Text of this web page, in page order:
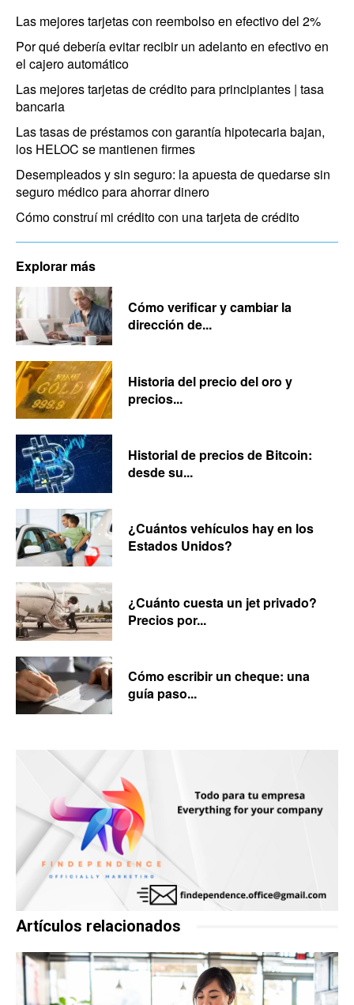
Las mejores tarjetas con reembolso en efectivo del 2%
Por qué debería evitar recibir un adelanto en efectivo en
el cajero automático
Las mejores tarjetas de crédito para principiantes | tasa
bancaria
Las tasas de préstamos con garantía hipotecaria bajan,
los HELOC se mantienen firmes
Desempleados y sin seguro: la apuesta de quedarse sin
seguro médico para ahorrar dinero
Cómo construí mi crédito con una tarjeta de crédito
Explorar más
Cómo verificar y cambiar la
dirección de...
Historia del precio del oro y
precios...
Historial de precios de Bitcoin:
desde su...
¿Cuántos vehículos hay en los
Estados Unidos?
¿Cuánto cuesta un jet privado?
Precios por...
Cómo escribir un cheque: una
guía paso...
Artículos relacionados